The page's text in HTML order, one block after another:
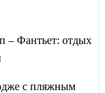
– Фантьет: отдых
с пляжным